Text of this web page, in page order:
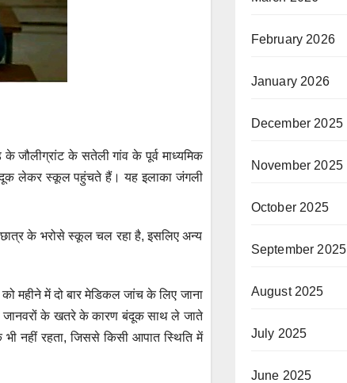
जौलीग्रांट के सतेली गांव के पूर्व माध्यमिक
लेकर स्कूल पहुंचते हैं। यह इलाका जंगली
के भरोसे स्कूल चल रहा है, इसलिए अन्य
महीने में दो बार मेडिकल जांच के लिए जाना
जानवरों के खतरे के कारण बंदूक साथ ले जाते
नहीं रहता, जिससे किसी आपात स्थिति में
February 2026
January 2026
December 2025
November 2025
October 2025
September 2025
August 2025
July 2025
June 2025